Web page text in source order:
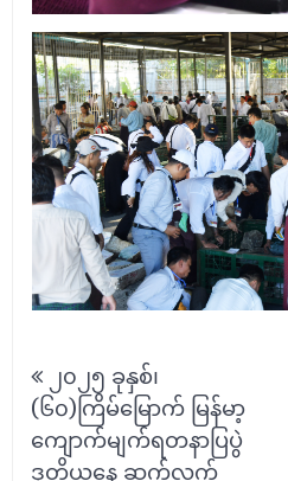
navigation
၂၀၂၅ ခုနှစ်၊
(၆၀)ကြိမ်မြောက် မြန်မာ့
ကျောက်မျက်ရတနာပြပွဲ
ဒုတိယနေ့ ဆက်လက်